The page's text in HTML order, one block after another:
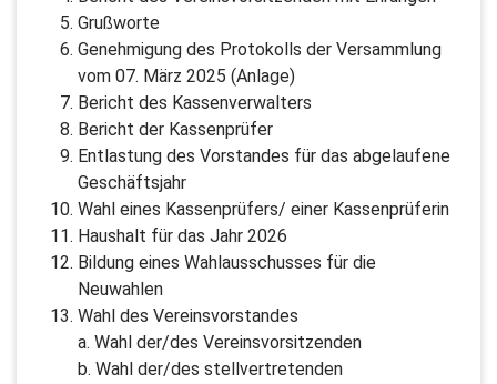
Grußworte
Genehmigung des Protokolls der Versammlung
vom 07. März 2025 (Anlage)
Bericht des Kassenverwalters
Bericht der Kassenprüfer
Entlastung des Vorstandes für das abgelaufene
Geschäftsjahr
Wahl eines Kassenprüfers/ einer Kassenprüferin
Haushalt für das Jahr 2026
Bildung eines Wahlausschusses für die
Neuwahlen
Wahl des Vereinsvorstandes
a. Wahl der/des Vereinsvorsitzenden
b. Wahl der/des stellvertretenden